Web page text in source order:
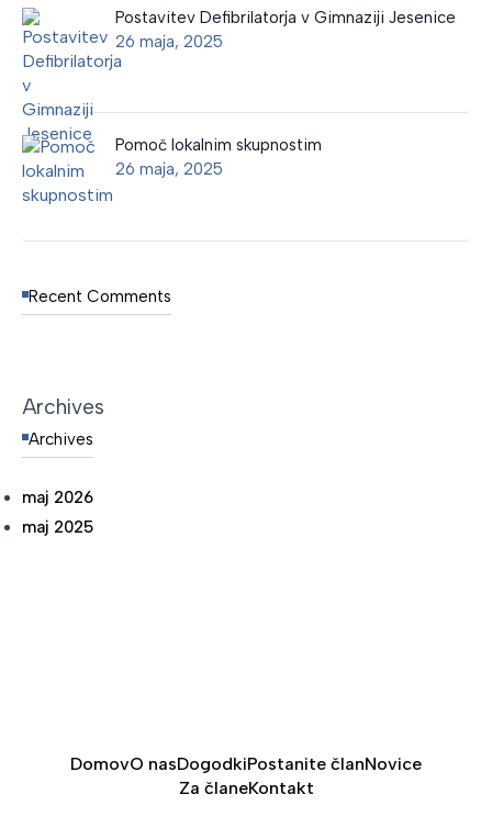
Postavitev Defibrilatorja v Gimnaziji Jesenice
26 maja, 2025
Pomoč lokalnim skupnostim
26 maja, 2025
Recent Comments
Archives
Archives
maj 2026
maj 2025
DomovO nasDogodkiPostanite članNovice
Za članeKontakt